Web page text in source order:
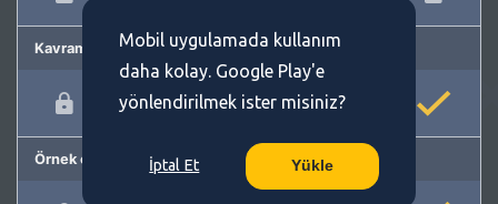
Kavram önerme
Örnek cümleler
Mobil uygulamada kullanım
daha kolay. Google Play'e
yönlendirilmek ister misiniz?
İptal Et Yükle